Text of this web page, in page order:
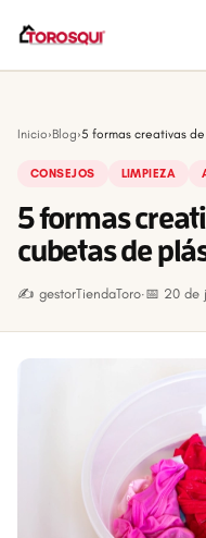
Inicio›Blog›5 formas creativas
CONSEJOS LIMPIEZA
5 formas
cubetas de
✍️ gestorTiendaToro·📅 20 de